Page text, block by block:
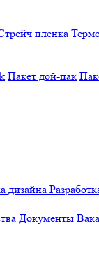
пленка
Пакет дой-пак
дизайна
Документы